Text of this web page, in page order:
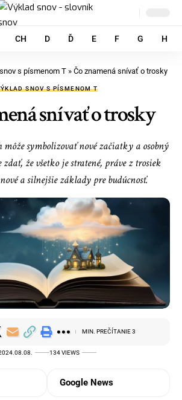
CH D Ď E F G H
s písmenom T» Čo znamená snívať o trosky
SNOV S PÍSMENOM T
snívať o trosky
symbolizovať nové začiatky a osobný
zdať, že všetko je stratené, práve z trosiek
a silnejšie základy pre budúcnosť.
134 VIEWS
MIN. PREČÍTANIE 3
Google News